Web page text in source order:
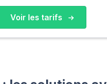
Voir les tarifs